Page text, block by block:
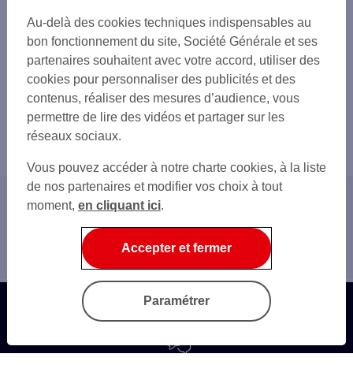
Accueil
Gestion du quotidien
Maitrise du DCO
Au-delà des cookies techniques indispensables au
bon fonctionnement du site, Société Générale et ses
partenaires souhaitent avec votre accord, utiliser des
cookies pour personnaliser des publicités et des
contenus, réaliser des mesures d’audience, vous
permettre de lire des vidéos et partager sur les
réseaux sociaux.
Vous pouvez accéder à notre charte cookies, à la liste
de nos partenaires et modifier vos choix à tout
moment, en cliquant ici.
Accepter et fermer
Paramétrer